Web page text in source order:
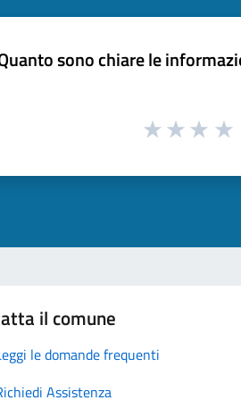
sono chiare le
il comune
le domande frequenti
Assistenza